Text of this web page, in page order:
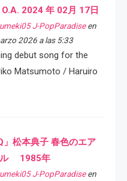
O.A. 2024 年 02月 17日
J-PopParadiseen
2026 a las 5:33
debut song for the
Matsumoto / Haruiro
」松本典子 春色のエア
ル 1985年
J-PopParadiseen